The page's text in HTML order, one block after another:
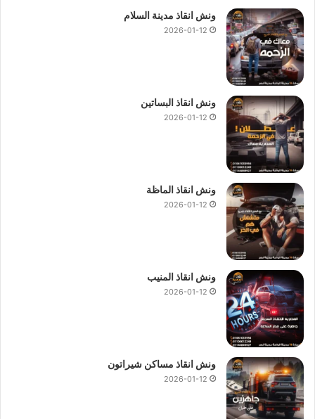
ونش انقاذ مدينة السلام
2026-01-12
ونش انقاذ البساتين
2026-01-12
ونش انقاذ الماظة
2026-01-12
ونش انقاذ المنيب
2026-01-12
ونش انقاذ مساكن شيراتون
2026-01-12